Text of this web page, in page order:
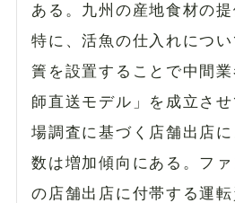
ある。九州の産地食材の提
特に、活魚の仕入れにつ
簀を設置することで中間
師直送モデル」を成立さ
場調査に基づく店舗出店
数は増加傾向にある。フ
の店舗出店に付帯する運